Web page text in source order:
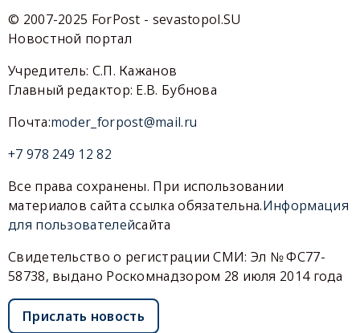
© 2007-2025 ForPost - sevastopol.SU
Новостной портал
Учредитель: С.П. Кажанов
Главный редактор: Е.В. Бубнова
Почта:moder_forpost@mail.ru
+7 978 249 12 82
Все права сохранены. При использовании
материалов сайта ссылка обязательна.Информация
для пользователейсайта
Свидетельство о регистрации СМИ: Эл № ФС77-
58738, выдано Роскомнадзором 28 июля 2014 года
Прислать новость